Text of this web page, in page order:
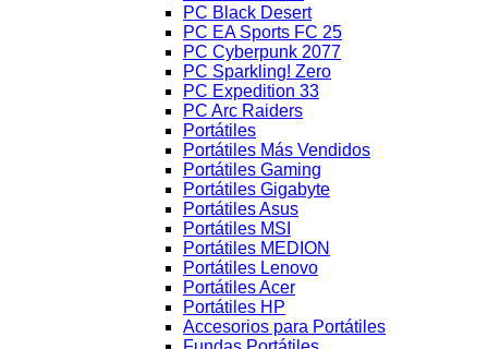
PC Black Desert
PC EA Sports FC 25
PC Cyberpunk 2077
PC Sparkling! Zero
PC Expedition 33
PC Arc Raiders
Portátiles
Portátiles Más Vendidos
Portátiles Gaming
Portátiles Gigabyte
Portátiles Asus
Portátiles MSI
Portátiles MEDION
Portátiles Lenovo
Portátiles Acer
Portátiles HP
Accesorios para Portátiles